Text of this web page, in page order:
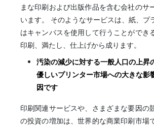
まな印刷および出版作品を含む会社のサ
います。 そのようなサービスは、紙、プ
はキャンバスを使用して行うことができ
印刷、満たし、仕上げから成ります。
汚染の減少に対する一般人口の上昇
優しいプリンター市場への大きな影
因です
印刷関連サービスや、さまざまな要因の
の投資の増加は、世界的な商業印刷市場